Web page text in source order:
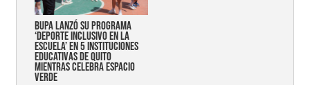
Bupa lanzó su programa
‘Deporte Inclusivo en la
Escuela’ en 5 instituciones
educativas de Quito
mientras celebra espacio
verde